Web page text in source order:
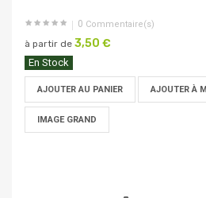
0 Commentaire(s)
à partir de 3,50 €
En Stock
AJOUTER AU PANIER AJOUTER À
IMAGE GRAND